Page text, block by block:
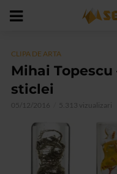
CLIPA DE ARTA
Mihai
sticlei
05/12/2016 5.313 vizualizari